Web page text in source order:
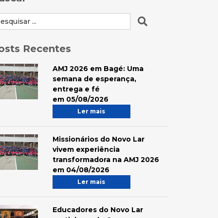
Recentes
AMJ 2026 em Bagé: Uma
semana de esperança,
entrega e fé
em 05/08/2026
Ler mais
Missionários do Novo Lar
vivem experiência
transformadora na AMJ 2026
em 04/08/2026
Ler mais
Educadores do Novo Lar